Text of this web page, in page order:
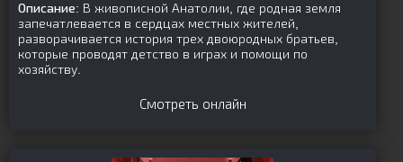
Описание: В живописной Анатолии, где родная земля
запечатлевается в сердцах местных жителей,
разворачивается история трех двоюродных братьев,
которые проводят детство в играх и помощи по
хозяйству.
Смотреть онлайн